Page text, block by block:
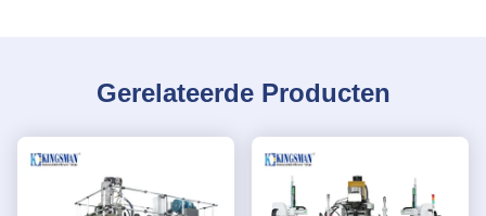
Gerelateerde Producten